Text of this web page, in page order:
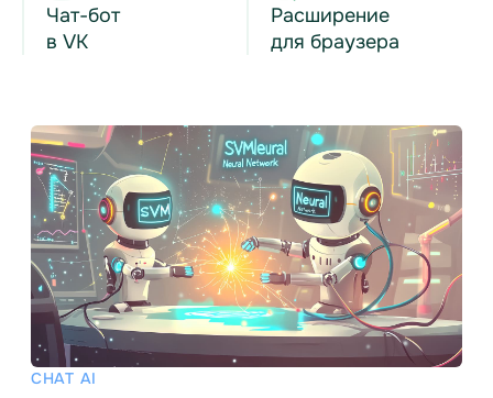
Чат-бот
в VK
Расширение
для браузера
CHAT AI